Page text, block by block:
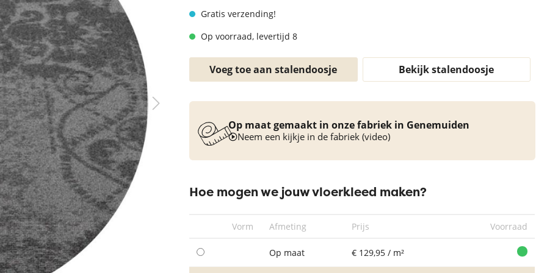
Vloerkleed turquoise
Gratis verzending!
Op voorraad, levertijd 8
Voeg toe aan stalendoosje Bekijk stalendoosje
Op maat gemaakt in onze fabriek in Genemuiden
Neem een kijkje in de fabriek (video)
Hoe mogen we jouw vloerkleed maken?
Vorm Afmeting Prijs Voorraad
Op maat € 129,95 / m²